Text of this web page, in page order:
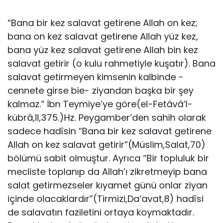
“Bana bir kez salavat getirene Allah on kez;
bana on kez salavat getirene Allah yüz kez,
bana yüz kez salavat getirene Allah bin kez
salavat getirir (o kulu rahmetiyle kuşatır). Bana
salavat getirmeyen kimsenin kalbinde -
cennete girse bie- ziyandan başka bir şey
kalmaz.” İbn Teymiye’ye göre(el-Fetâvâ’l-
kübrâ,II,375.)Hz. Peygamber’den sahih olarak
sadece hadîsin “Bana bir kez salavat getirene
Allah on kez salavat getirir”(Müslim,Salat,70)
bölümü sabit olmuştur. Ayrıca “Bir topluluk bir
mecliste toplanıp da Allah’ı zikretmeyip bana
salat getirmezseler kıyamet günü onlar ziyan
içinde olacaklardır”(Tirmizi,Da’avat,8) hadîsi
de salavatın faziletini ortaya koymaktadır.